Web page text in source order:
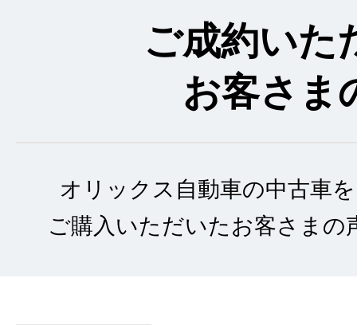
ご成約いた
お客さま
オリックス自動車の中古車
ご購入いただいたお客さまの